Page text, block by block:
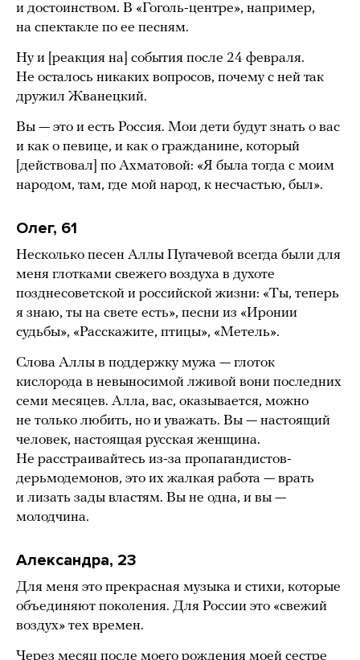
и достоинством. В «Гоголь-центре», например,
на спектакле по ее песням.
Ну и [реакция на] события после 24 февраля.
Не осталось никаких вопросов, почему с ней так
дружил Жванецкий.
Вы — это и есть Россия. Мои дети будут знать о вас
и как о певице, и как о гражданине, который
[действовал] по Ахматовой: «Я была тогда с моим
народом, там, где мой народ, к несчастью, был».
Олег, 61
Несколько песен Аллы Пугачевой всегда были для
меня глотками свежего воздуха в духоте
позднесоветской и российской жизни: «Ты, теперь
я знаю, ты на свете есть», песни из «Иронии
судьбы», «Расскажите, птицы», «Метель».
Слова Аллы в поддержку мужа — глоток
кислорода в невыносимой лживой вони последних
семи месяцев. Алла, вас, оказывается, можно
не только любить, но и уважать. Вы — настоящий
человек, настоящая русская женщина.
Не расстраивайтесь из-за пропагандистов-
дерьмодемонов, это их жалкая работа — врать
и лизать зады властям. Вы не одна, и вы —
молодчина.
Александра, 23
Для меня это прекрасная музыка и стихи, которые
объединяют поколения. Для России это «свежий
воздух» тех времен.
Через месяц после моего рождения моей сестре